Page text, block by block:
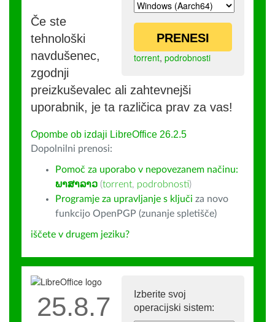
PRENESI
torrent, podrobnosti
Če ste
tehnološki
navdušenec,
zgodnji
preizkuševalec ali zahtevnejši
uporabnik, je ta različica prav za vas!
Opombe ob izdaji LibreOffice 26.2.5
Dopolnilni prenosi:
Pomoč za uporabo v nepovezanem načinu:
ພາສາລາວ (torrent, podrobnosti)
Programje za upravljanje s ključi za novo
funkcijo OpenPGP (zunanje spletišče)
iščete v drugem jeziku?
Izberite svoj
operacijski sistem:
25.8.7